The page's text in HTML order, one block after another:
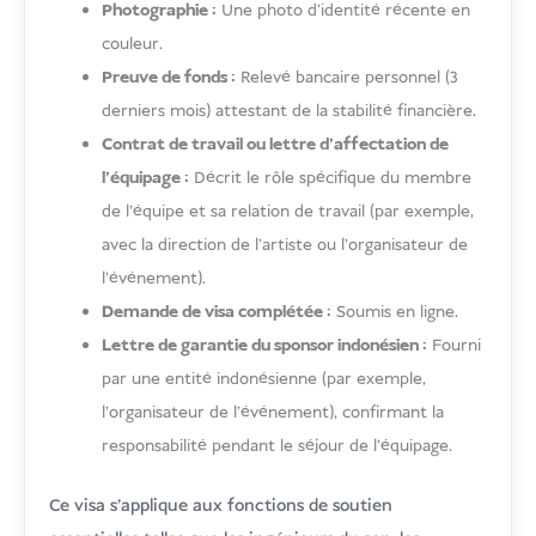
Photographie : Une photo d'identité récente en
couleur.
Preuve de fonds : Relevé bancaire personnel (3
derniers mois) attestant de la stabilité financière.
Contrat de travail ou lettre d'affectation de
l'équipage : Décrit le rôle spécifique du membre
de l'équipe et sa relation de travail (par exemple,
avec la direction de l'artiste ou l'organisateur de
l'événement).
Demande de visa complétée : Soumis en ligne.
Lettre de garantie du sponsor indonésien : Fourni
par une entité indonésienne (par exemple,
l'organisateur de l'événement), confirmant la
responsabilité pendant le séjour de l'équipage.
Ce visa s'applique aux fonctions de soutien